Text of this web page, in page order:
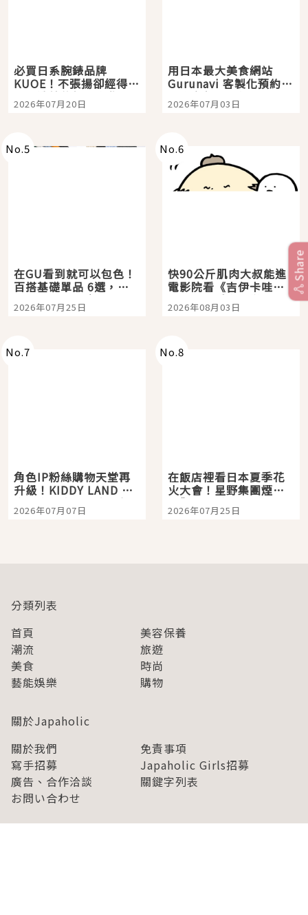
必買日系腕錶品牌
KUOE！不張揚卻經得起
時間洗鍊的經典之作五
選
2026年07月20日
用日本最大美食網站
Gurunavi 客製化預約九
大都市餐廳，打造專屬
美食體驗！
2026年07月03日
No.5
在GU看到就可以包色！
百搭基礎單品 6選，閉
眼全收也不心疼
2026年07月25日
No.6
快90公斤肌肉大叔能進
電影院看《吉伊卡哇》
嗎？日本重金屬樂團
「打首」會長與nagano
2026年08月03日
No.7
角色IP粉絲購物天堂再
升級！KIDDY LAND 原
宿店吉伊卡哇迎客，新
開幕 OMOKADO 店3分
2026年07月07日
No.8
在飯店裡看日本夏季花
火大會！星野集團煙火
景觀飯店6選，讓你不用
人擠人悠閒欣賞
2026年07月25日
Share
分類列表
首頁
美容保養
潮流
旅遊
美食
時尚
藝能娛樂
購物
關於Japaholic
關於我們
免責事項
寫手招募
Japaholic Girls招募
廣告、合作洽談
關鍵字列表
お問い合わせ